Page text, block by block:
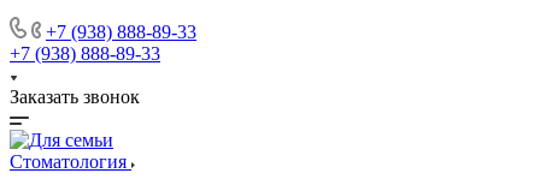
+7 (938) 888-89-33
+7 (938) 888-89-33
Заказать звонок
Стоматология